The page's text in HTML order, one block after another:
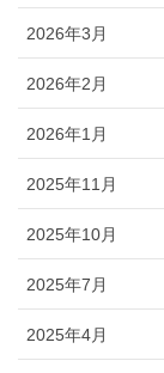
2026年3月
2026年2月
2026年1月
2025年11月
2025年10月
2025年7月
2025年4月